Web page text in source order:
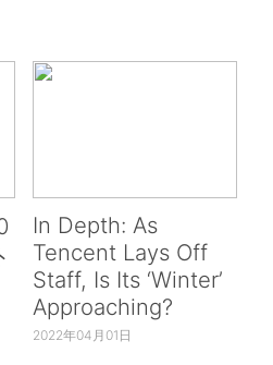
In Depth: As
Tencent Lays Off
Staff, Is Its ‘Winter’
Approaching?
2022年04月01日